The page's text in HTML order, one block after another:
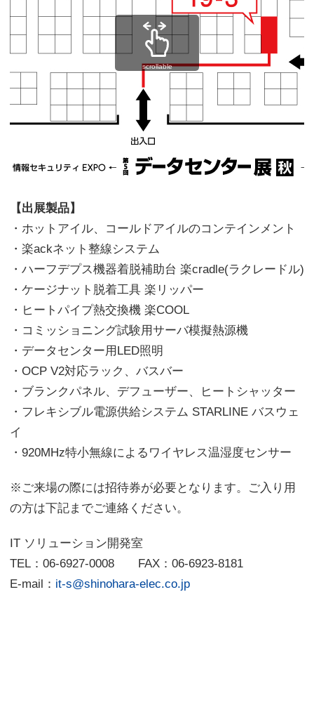
【出展製品】
・ホットアイル、コールドアイルのコンテインメント
・楽ackネット整線システム
・ハーフデプス機器着脱補助台 楽cradle(ラクレードル)
・ケージナット脱着工具 楽リッパー
・ヒートパイプ熱交換機 楽COOL
・コミッショニング試験用サーバ模擬熱源機
・データセンター用LED照明
・OCP V2対応ラック、バスバー
・ブランクパネル、デフューザー、ヒートシャッター
・フレキシブル電源供給システム STARLINE バスウェ
イ
・920MHz特小無線によるワイヤレス温湿度センサー
※ご来場の際には招待券が必要となります。ご入り用
の方は下記までご連絡ください。
IT ソリューション開発室
TEL：06-6927-0008 FAX：06-6923-8181
E-mail： it-s@shinohara-elec.co.jp
scrollable